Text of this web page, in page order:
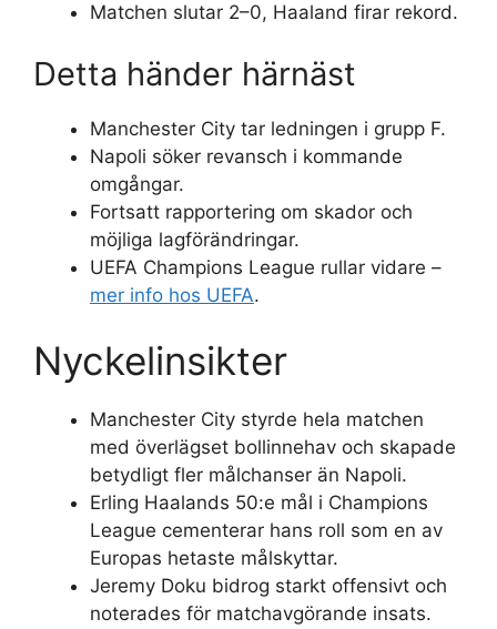
Matchen slutar 2–0, Haaland firar rekord.
Detta händer härnäst
Manchester City tar ledningen i grupp F.
Napoli söker revansch i kommande
omgångar.
Fortsatt rapportering om skador och
möjliga lagförändringar.
UEFA Champions League rullar vidare –
mer info hos UEFA.
Nyckelinsikter
Manchester City styrde hela matchen
med överlägset bollinnehav och skapade
betydligt fler målchanser än Napoli.
Erling Haalands 50:e mål i Champions
League cementerar hans roll som en av
Europas hetaste målskyttar.
Jeremy Doku bidrog starkt offensivt och
noterades för matchavgörande insats.